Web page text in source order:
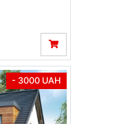
- 3000 UAH